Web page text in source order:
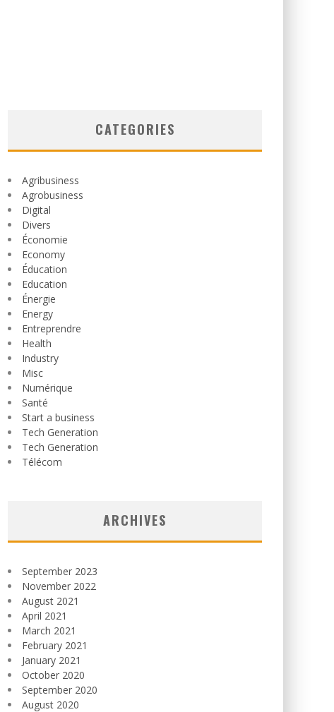
CATEGORIES
Agribusiness
Agrobusiness
Digital
Divers
Économie
Economy
Éducation
Education
Énergie
Energy
Entreprendre
Health
Industry
Misc
Numérique
Santé
Start a business
Tech Generation
Tech Generation
Télécom
ARCHIVES
September 2023
November 2022
August 2021
April 2021
March 2021
February 2021
January 2021
October 2020
September 2020
August 2020